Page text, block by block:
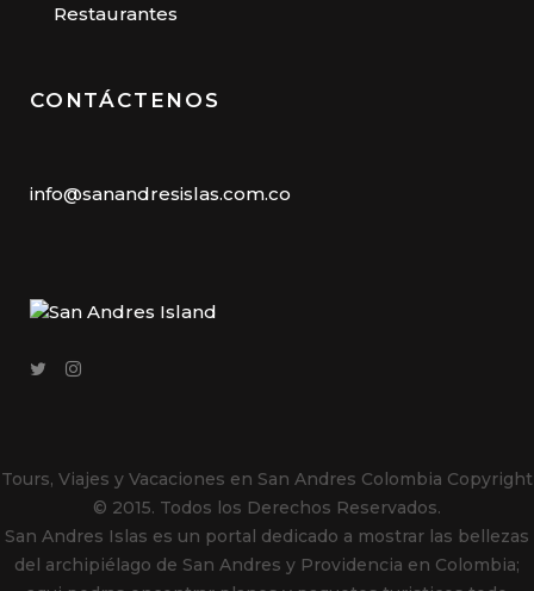
Restaurantes
CONTÁCTENOS
info@sanandresislas.com.co
Tours, Viajes y Vacaciones en San Andres Colombia Copyright
© 2015. Todos los Derechos Reservados.
San Andres Islas es un portal dedicado a mostrar las bellezas
del archipiélago de San Andres y Providencia en Colombia;